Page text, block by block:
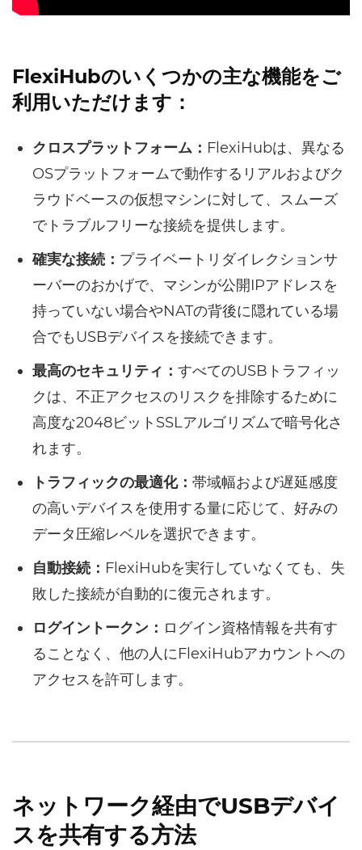
FlexiHubのいくつかの主な機能をご
利用いただけます：
クロスプラットフォーム： FlexiHubは、異なる
OSプラットフォームで動作するリアルおよびク
ラウドベースの仮想マシンに対して、スムーズ
でトラブルフリーな接続を提供します。
確実な接続： プライベートリダイレクションサ
ーバーのおかげで、マシンが公開IPアドレスを
持っていない場合やNATの背後に隠れている場
合でもUSBデバイスを接続できます。
最高のセキュリティ： すべてのUSBトラフィッ
クは、不正アクセスのリスクを排除するために
高度な2048ビットSSLアルゴリズムで暗号化さ
れます。
トラフィックの最適化： 帯域幅および遅延感度
の高いデバイスを使用する量に応じて、好みの
データ圧縮レベルを選択できます。
自動接続： FlexiHubを実行していなくても、失
敗した接続が自動的に復元されます。
ログイントークン： ログイン資格情報を共有す
ることなく、他の人にFlexiHubアカウントへの
アクセスを許可します。
ネットワーク経由でUSBデバイ
スを共有する方法